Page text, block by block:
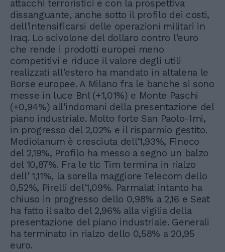
attacchi terroristici e con la prospettiva
dissanguante, anche sotto il profilo dei costi,
dell'intensificarsi delle operazioni militari in
Iraq. Lo scivolone del dollaro contro l'euro
che rende i prodotti europei meno
competitivi e riduce il valore degli utili
realizzati all'estero ha mandato in altalena le
Borse europee. A Milano fra le banche si sono
messe in luce Bnl (+1,01%) e Monte Paschi
(+0,94%) all'indomani della presentazione del
piano industriale. Molto forte San Paolo-Imi,
in progresso del 2,02% e il risparmio gestito.
Mediolanum è cresciuta dell'1,93%, Fineco
del 2,19%, Profilo ha messo a segno un balzo
del 10,87%. Fra le tlc Tim termina in rialzo
dell' 1,11%, la sorella maggiore Telecom dello
0,52%, Pirelli del'1,09%. Parmalat intanto ha
chiuso in progresso dello 0,98% a 2,16 e Seat
ha fatto il salto del 2,96% alla vigilia della
presentazione del piano industriale. Generali
ha terminato in rialzo dello 0,58% a 20,95
euro.